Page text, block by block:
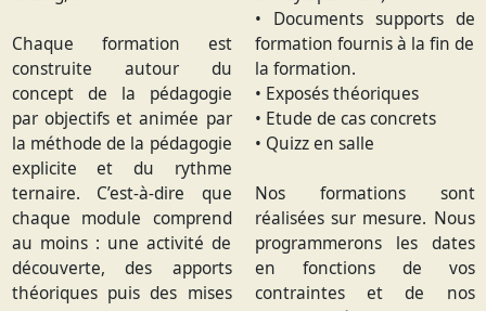
Chaque formation est
construite autour du
concept de la pédagogie
par objectifs et animée par
la méthode de la pédagogie
explicite et du rythme
ternaire. C’est-à-dire que
chaque module comprend
au moins : une activité de
découverte, des apports
théoriques puis des mises
• Documents supports de
formation fournis à la fin de
la formation.
• Exposés théoriques
• Etude de cas concrets
• Quizz en salle
Nos formations sont
réalisées sur mesure. Nous
programmerons les dates
en fonctions de vos
contraintes et de nos